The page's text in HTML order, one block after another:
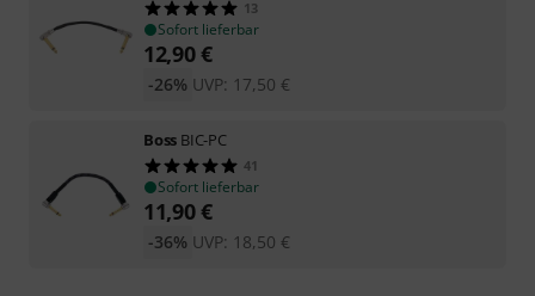
13
Sofort lieferbar
12,90€
UVP: 17,50 €
-26%
Boss BIC-PC
41
Sofort lieferbar
11,90€
UVP: 18,50 €
-36%